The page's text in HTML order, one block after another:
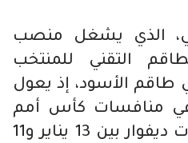
الذي يشغل منصب
التقني للمنتخب
طاقم الأسود، إذ يعول
في منافسات كأس أمم
أفريقيا المُقررة في كوت ديفوار بين 13 يناير و11